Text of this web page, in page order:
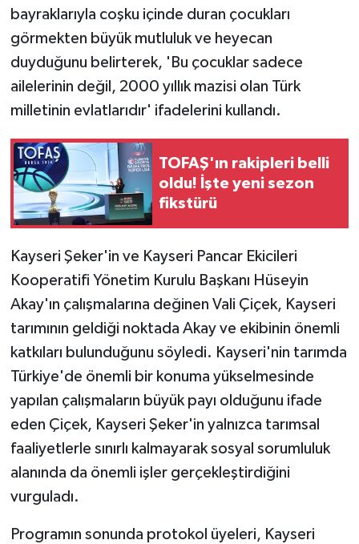
bayraklarıyla coşku içinde duran çocukları
görmekten büyük mutluluk ve heyecan
duyduğunu belirterek, 'Bu çocuklar sadece
ailelerinin değil, 2000 yıllık mazisi olan Türk
milletinin evlatlarıdır' ifadelerini kullandı.
TOFAŞ'ın rakipleri belli
oldu! İşte yeni sezon
fikstürü
Kayseri Şeker'in ve Kayseri Pancar Ekicileri
Kooperatifi Yönetim Kurulu Başkanı Hüseyin
Akay'ın çalışmalarına değinen Vali Çiçek, Kayseri
tarımının geldiği noktada Akay ve ekibinin önemli
katkıları bulunduğunu söyledi. Kayseri'nin tarımda
Türkiye'de önemli bir konuma yükselmesinde
yapılan çalışmaların büyük payı olduğunu ifade
eden Çiçek, Kayseri Şeker'in yalnızca tarımsal
faaliyetlerle sınırlı kalmayarak sosyal sorumluluk
alanında da önemli işler gerçekleştirdiğini
vurguladı.
Programın sonunda protokol üyeleri, Kayseri